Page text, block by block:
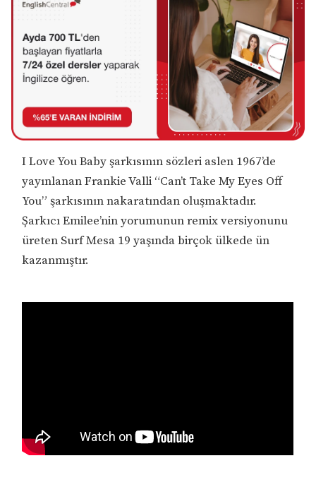
I Love You Baby şarkısının sözleri aslen 1967’de
yayınlanan Frankie Valli “Can’t Take My Eyes Off
You” şarkısının nakaratından oluşmaktadır.
Şarkıcı Emilee’nin yorumunun remix versiyonunu
üreten Surf Mesa 19 yaşında birçok ülkede ün
kazanmıştır.